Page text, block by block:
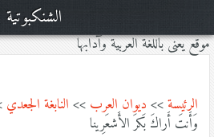
موقع يعنى باللغة العربية وآدابها
الرئيسة>> ديوان العرب >> النابغة الجعدي
وَأَنتَ أَراكَ بَكرَ الأَشعَرِينا
الشنكبوتية